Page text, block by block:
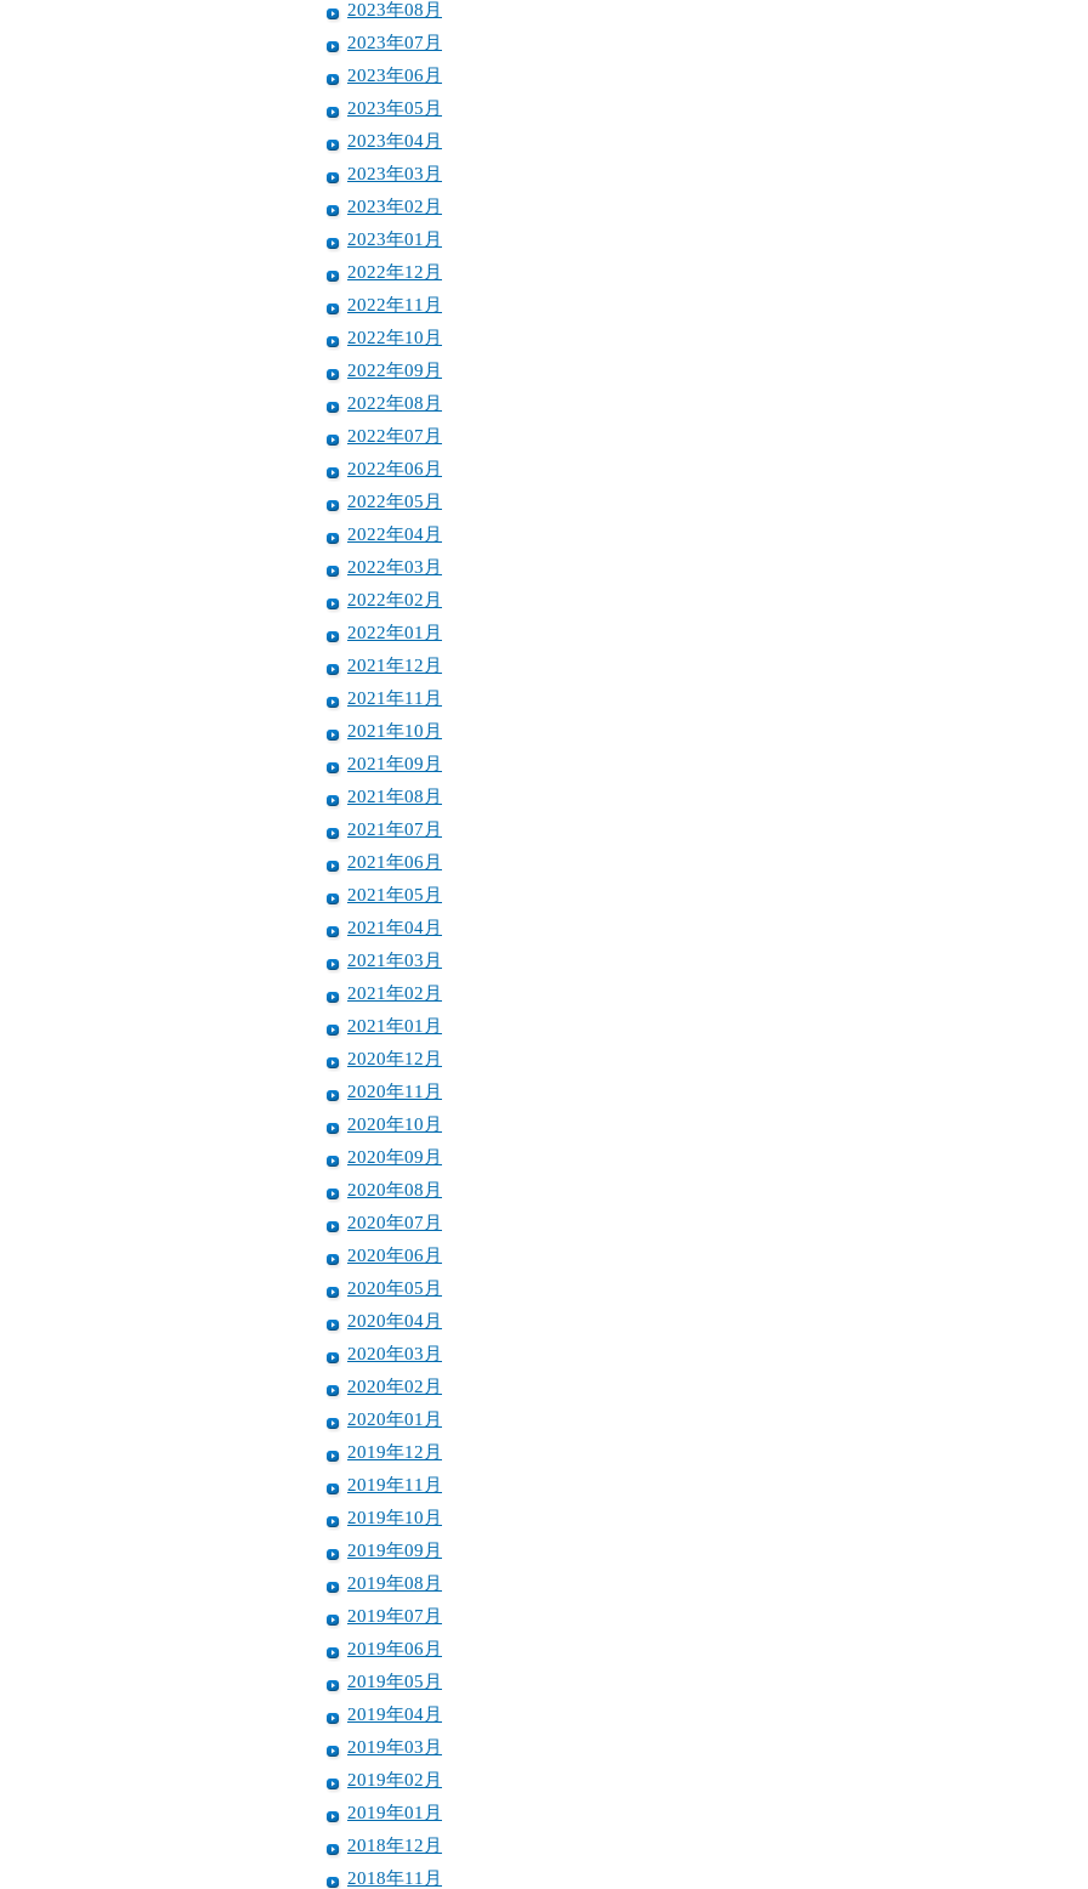
2023年08月
2023年07月
2023年06月
2023年05月
2023年04月
2023年03月
2023年02月
2023年01月
2022年12月
2022年11月
2022年10月
2022年09月
2022年08月
2022年07月
2022年06月
2022年05月
2022年04月
2022年03月
2022年02月
2022年01月
2021年12月
2021年11月
2021年10月
2021年09月
2021年08月
2021年07月
2021年06月
2021年05月
2021年04月
2021年03月
2021年02月
2021年01月
2020年12月
2020年11月
2020年10月
2020年09月
2020年08月
2020年07月
2020年06月
2020年05月
2020年04月
2020年03月
2020年02月
2020年01月
2019年12月
2019年11月
2019年10月
2019年09月
2019年08月
2019年07月
2019年06月
2019年05月
2019年04月
2019年03月
2019年02月
2019年01月
2018年12月
2018年11月